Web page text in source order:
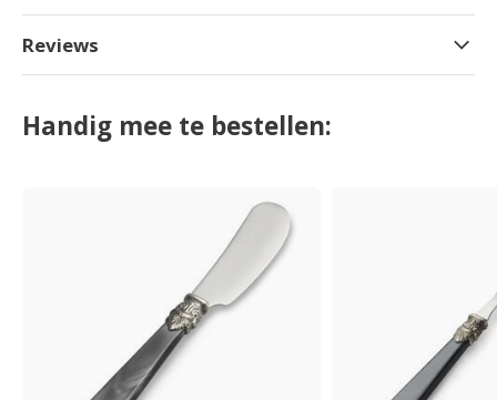
Reviews
Handig mee te bestellen: